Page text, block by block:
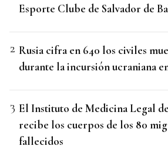
Esporte Clube de Salvador de
Rusia cifra en 640 los civiles
durante la incursión ucraniana
El Instituto de Medicina Legal
recibe los cuerpos de los 80
fallecidos